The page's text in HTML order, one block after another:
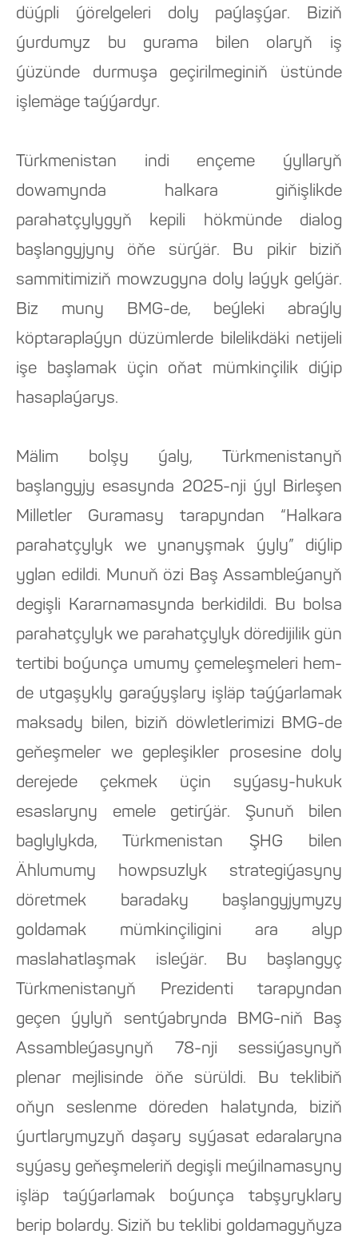
düýpli ýörelgeleri doly paýlaşýar. Biziň
ýurdumyz bu gurama bilen olaryň iş
ýüzünde durmuşa geçirilmeginiň üstünde
işlemäge taýýardyr.
Türkmenistan indi ençeme ýyllaryň
dowamynda halkara giňişlikde
parahatçylygyň kepili hökmünde dialog
başlangyjyny öňe sürýär. Bu pikir biziň
sammitimiziň mowzugyna doly laýyk gelýär.
Biz muny BMG-de, beýleki abraýly
köptaraplaýyn düzümlerde bilelikdäki netijeli
işe başlamak üçin oňat mümkinçilik diýip
hasaplaýarys.
Mälim bolşy ýaly, Türkmenistanyň
başlangyjy esasynda 2025-nji ýyl Birleşen
Milletler Guramasy tarapyndan “Halkara
parahatçylyk we ynanyşmak ýyly” diýlip
yglan edildi. Munuň özi Baş Assambleýanyň
degişli Kararnamasynda berkidildi. Bu bolsa
parahatçylyk we parahatçylyk döredijilik gün
tertibi boýunça umumy çemeleşmeleri hem-
de utgaşykly garaýyşlary işläp taýýarlamak
maksady bilen, biziň döwletlerimizi BMG-de
geňeşmeler we gepleşikler prosesine doly
derejede çekmek üçin syýasy-hukuk
esaslaryny emele getirýär. Şunuň bilen
baglylykda, Türkmenistan ŞHG bilen
Ählumumy howpsuzlyk strategiýasyny
döretmek baradaky başlangyjymyzy
goldamak mümkinçiligini ara alyp
maslahatlaşmak isleýär. Bu başlangyç
Türkmenistanyň Prezidenti tarapyndan
geçen ýylyň sentýabrynda BMG-niň Baş
Assambleýasynyň 78-nji sessiýasynyň
plenar mejlisinde öňe sürüldi. Bu teklibiň
oňyn seslenme döreden halatynda, biziň
ýurtlarymyzyň daşary syýasat edaralaryna
syýasy geňeşmeleriň degişli meýilnamasyny
işläp taýýarlamak boýunça tabşyryklary
berip bolardy. Siziň bu teklibi goldamagyňyza